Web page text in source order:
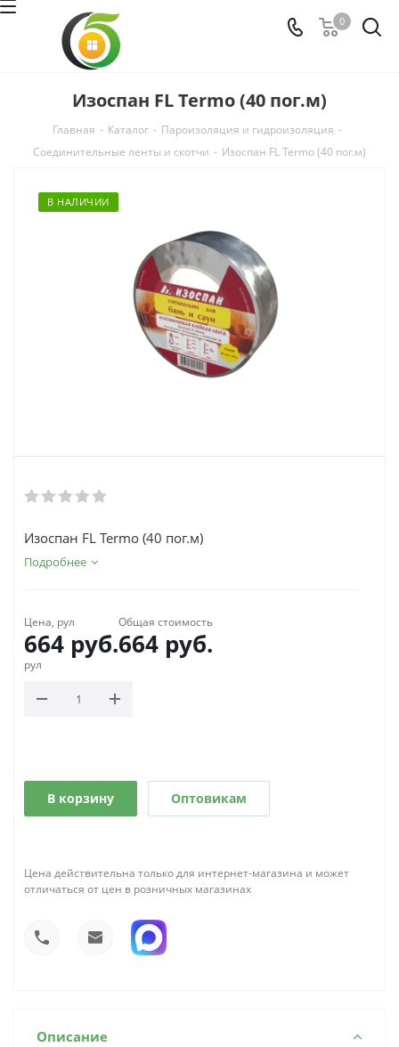
0
Изоспан FL Termo (40 пог.м)
Главная - Каталог - Пароизоляция и гидроизоляция -
Соединительные ленты и скотчи - Изоспан FL Termo (40 пог.м)
В НАЛИЧИИ
Изоспан FL Termo (40 пог.м)
Подробнее
Цена, рул
664 руб.
Общая стоимость
664 руб.
рул
В корзину Оптовикам
Цена действительна только для интернет-магазина и может
отличаться от цен в розничных магазинах
Описание